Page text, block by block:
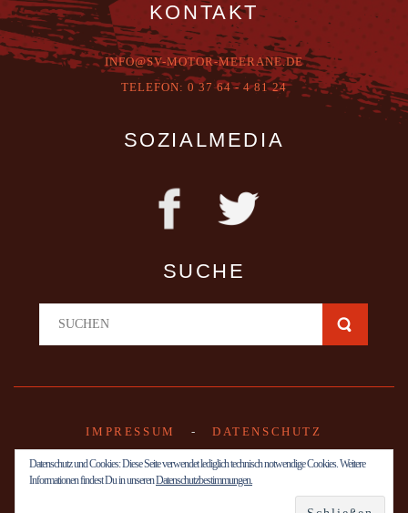
KONTAKT
INFO@SV-MOTOR-MEERANE.DE
TELEFON: 0 37 64 - 4 81 24
SOZIALMEDIA
SUCHE
IMPRESSUM - DATENSCHUTZ
Datenschutz und Cookies: Diese Seite verwendet lediglich technisch notwendige Cookies. Weitere
Informationen findest Du in unserenDatenschutzbestimmungen.